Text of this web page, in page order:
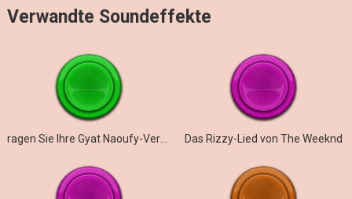
Verwandte Soundeffekte
ragen Sie Ihre Gyat Naoufy-Version heraus Das Rizzy-Lied von The Weeknd